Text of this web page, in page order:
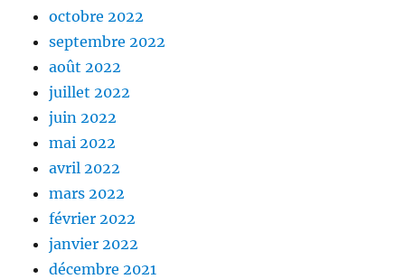
octobre 2022
septembre 2022
août 2022
juillet 2022
juin 2022
mai 2022
avril 2022
mars 2022
février 2022
janvier 2022
décembre 2021